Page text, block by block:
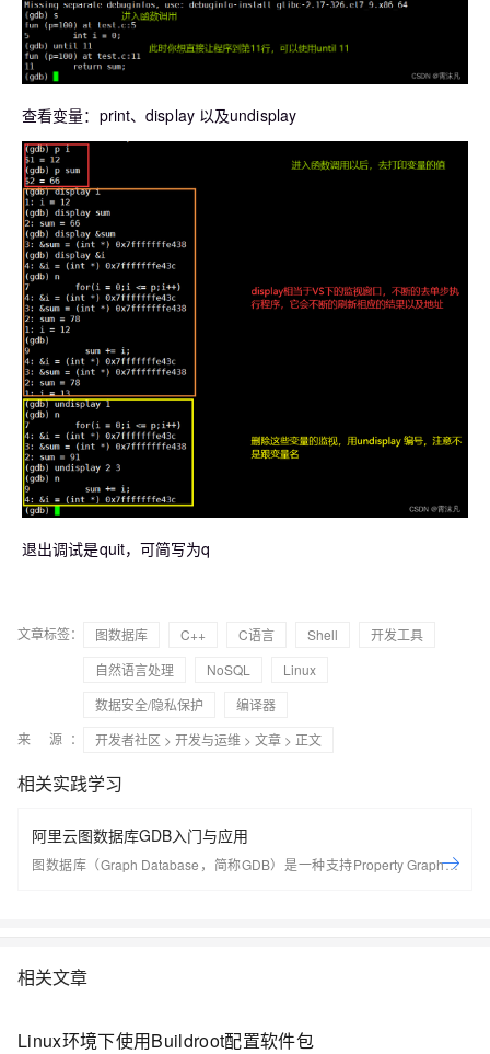
查看变量：print、display 以及undisplay
退出调试是quit，可简写为q
文章标签： 图数据库 C++ C语言 Shell
开发工具
自然语言处理
NoSQL
Linux
数据安全/隐私保护
编译器
来 源：
开发者社区 > 开发与运维 > 文章 > 正文
相关实践学习
阿里云图数据库GDB入门与应用
图数据库（Graph Database，简称GDB）是一种支持Property Graph图
自主研发，具备如下优势： 标准图查询语言：支持属性图，高度兼容
存储层，云盘多副本保障数据超高可靠，支持ACID事务。 服务高可用：
相关文章
Linux环境下使用Buildroot配置软件包